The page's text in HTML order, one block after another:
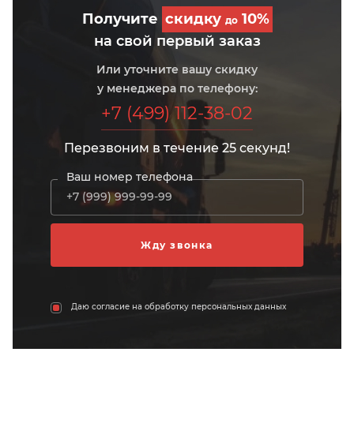
Получите скидку до10%
на свой первый заказ
Или уточните вашу скидку
у менеджера по телефону:
+7 (499) 112-38-02
Перезвоним в течение 25 секунд!
Ваш номер телефона
Даю согласие на обработку персональных данных